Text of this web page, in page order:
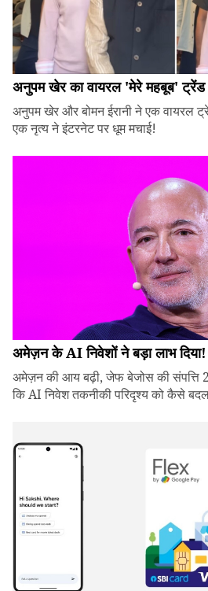
अनुपम खेर का वायरल 'मेरे महबूब' ट्रेंड
अनुपम खेर और बोमन ईरानी ने एक वायरल
एक नृत्य ने इंटरनेट पर धूम मचाई!
अमेज़न के AI निवेशों ने बड़ा लाभ दिया!
अमेज़न की आय बढ़ी, जेफ बेजोस की संपत्ति
कि AI निवेश तकनीकी परिदृश्य को कैसे